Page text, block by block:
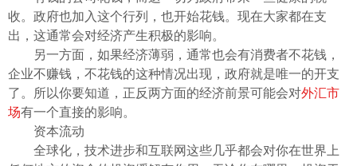
Tiếng việt
ไทย
收。政府也加入这个行列，也开始花钱。现在大家都在支
出，这通常会对经济产生积极的影响。
另一方面，如果经济薄弱，通常也会有消费者不花钱，
企业不赚钱，不花钱的这种情况出现，政府就是唯一的开支
了。所以你要知道，正反两方面的经济前景可能会对外汇市
场有一个直接的影响。
资本流动
全球化，技术进步和互联网这些几乎都会对你在世界上